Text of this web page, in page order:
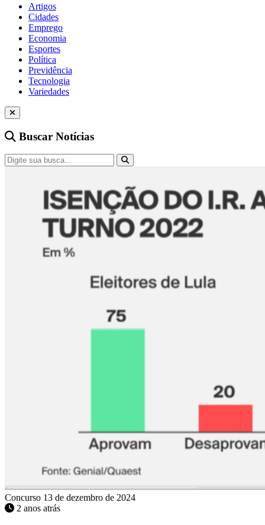
Artigos
Cidades
Emprego
Economia
Esportes
Política
Previdência
Tecnologia
Variedades
Buscar Notícias
Concurso 13 de dezembro de 2024
2 anos atrás